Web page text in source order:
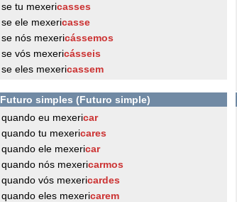
se tu mexericasses
se ele mexericasse
se nós mexericássemos
se vós mexericásseis
se eles mexericassem
Futuro simples (Futuro simple)
quando eu mexericar
quando tu mexericares
quando ele mexericar
quando nós mexericarmos
quando vós mexericardes
quando eles mexericarem